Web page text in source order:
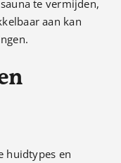
te vermijden,
aan kan
huidtypes en